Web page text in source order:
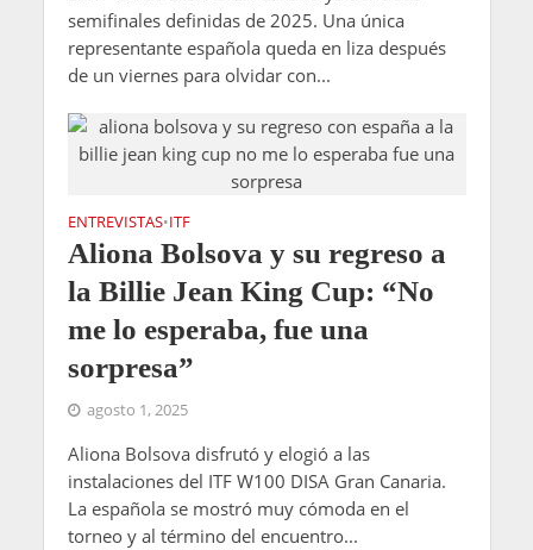
semifinales definidas de 2025. Una única
representante española queda en liza después
de un viernes para olvidar con...
ENTREVISTAS•ITF
Aliona Bolsova y su regreso a
la Billie Jean King Cup: “No
me lo esperaba, fue una
sorpresa”
agosto 1, 2025
Aliona Bolsova disfrutó y elogió a las
instalaciones del ITF W100 DISA Gran Canaria.
La española se mostró muy cómoda en el
torneo y al término del encuentro...